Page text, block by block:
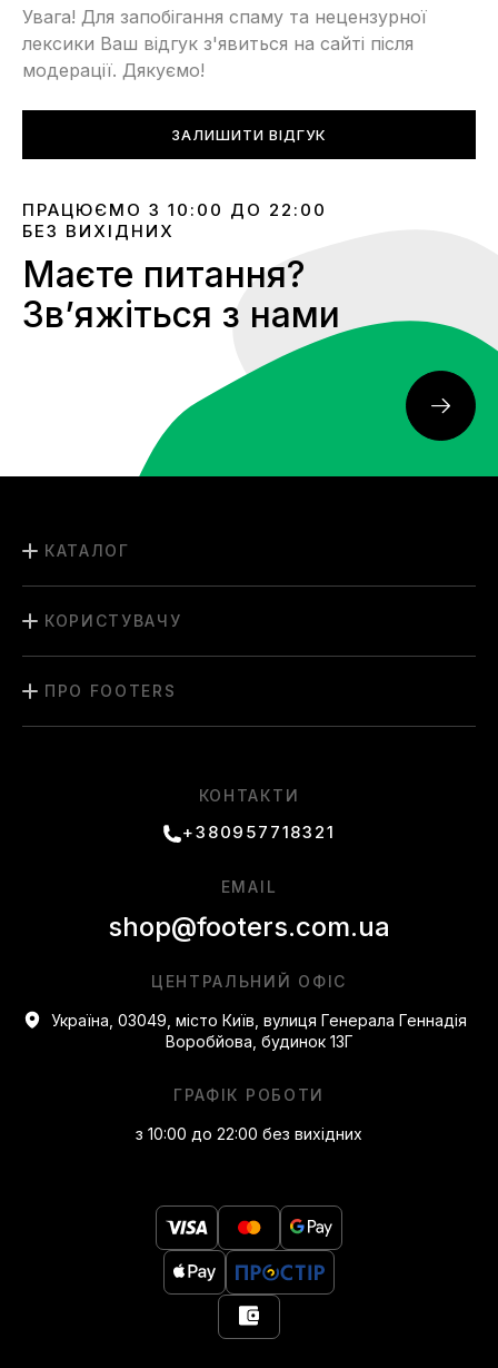
Увага! Для запобігання спаму та нецензурної
лексики Ваш відгук з'явиться на сайті після
модерації. Дякуємо!
ЗАЛИШИТИ ВІДГУК
ПРАЦЮЄМО З 10:00 ДО 22:00
БЕЗ ВИХІДНИХ
Маєте питання?
Звʼяжіться з нами
КАТАЛОГ
КОРИСТУВАЧУ
ПРО FOOTERS
КОНТАКТИ
+380957718321
ЦЕНТРАЛЬНИЙ ОФІС
Україна, 03049, місто Київ, вулиця Генерала Геннадія
Воробйова, будинок 13Г
ГРАФІК РОБОТИ
з 10:00 до 22:00 без вихідних
EMAIL
shop@footers.com.ua